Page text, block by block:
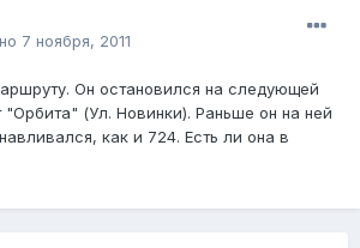
7 ноября, 2011
Он остановился на следующей
"Орбита" (Ул. Новинки). Раньше он на ней
как и 724. Есть ли она в